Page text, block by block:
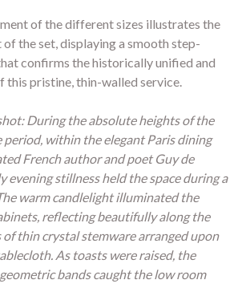
of the different sizes illustrates the
the set, displaying a smooth step-
confirms the historically unified and
this pristine, thin-walled service.
During the absolute heights of the
period, within the elegant Paris dining
French author and poet Guy de
evening stillness held the space during a
warm candlelight illuminated the
reflecting beautifully along the
of thin crystal stemware arranged upon
As toasts were raised, the
bands caught the low room